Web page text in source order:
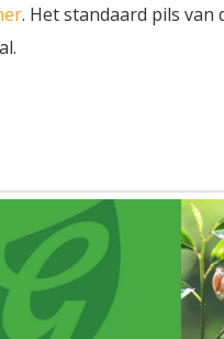
. Het standaard pils van